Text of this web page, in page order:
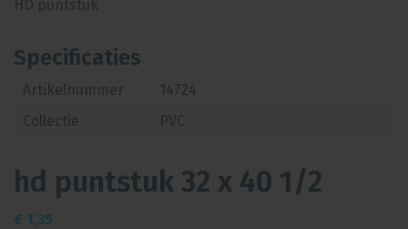
HD puntstuk
Specificaties
Artikelnummer
14724
hd puntstuk 32 x 40 1/2
€ 1,35